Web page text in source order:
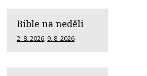
Bible na neděli
2. 8. 2026, 9. 8. 2026